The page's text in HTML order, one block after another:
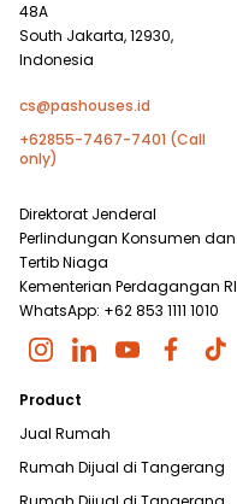
48A
South Jakarta, 12930,
Indonesia
cs@pashouses.id
+62855-7467-7401 (Call
only)
Direktorat Jenderal
Perlindungan Konsumen dan
Tertib Niaga
Kementerian Perdagangan RI
WhatsApp: +62 853 1111 1010
Product
Jual Rumah
Rumah Dijual di Tangerang